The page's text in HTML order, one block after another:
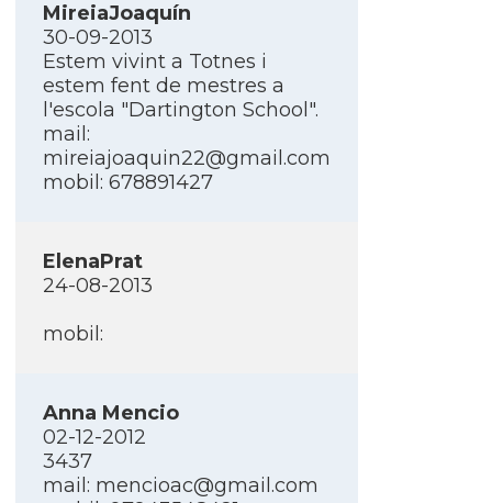
MireiaJoaquí­n
30-09-2013
Estem vivint a Totnes i
estem fent de mestres a
l'escola "Dartington School".
mail:
mireiajoaquin22@gmail.com
mobil: 678891427
ElenaPrat
24-08-2013
mobil:
Anna Mencio
02-12-2012
3437
mail: mencioac@gmail.com